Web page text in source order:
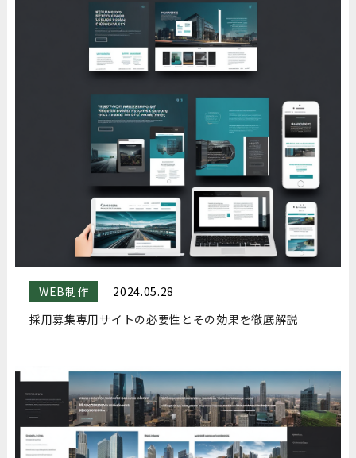
WEB制作
2024.05.28
採用募集専用サイトの必要性とその効果を徹底解説